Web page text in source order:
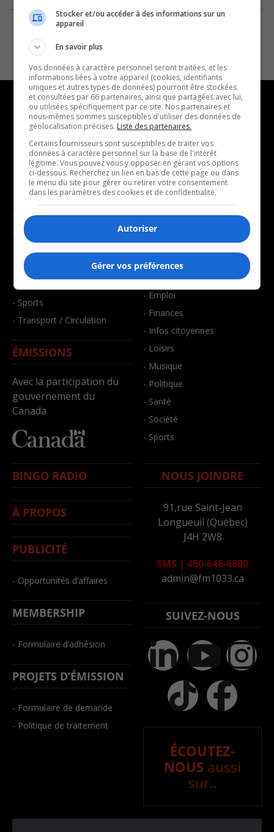
NOUVELLES
- Affaires municipales
- Communauté / Social
- Culture
- Économie
- Éducation
- Environnement
- Faits divers
- Santé et bien-être
- Sports
- Transport / Circulation
ÉMISSIONS
Avec la participation du
gouvernement du
Canada
MUSIQUE
- Décompte franco
- Joué récemment
BALADOS
- Affaires
- Art de vivre
- Bien-être
- Emploi
- Finances
- Infos citoyennes
- Loisirs
- Musique
- Politique
- Santé
- Société
- Sports
BINGO RADIO
À PROPOS
PUBLICITÉ
- Opportunités d’affaires
MEMBERSHIP
- Formulaire d’adhésion
PROJETS D’ÉMISSION
- Formulaire de demande
- Politique de traitement
NOUS JOINDRE
91,rue Saint-Jean
Longueuil (Québec)
J4H 2W8
SMS | 450-646-6800
admin@fm1033.ca
SUIVEZ-NOUS
ÉCOUTEZ-
NOUS aussi
sur..
Stocker et/ou accéder à des informations sur un
appareil
En savoir plus
Vos données à caractère personnel seront traitées, et les
informations liées à votre appareil (cookies, identifiants
uniques et autres types de données) pourront être stockées
et consultées par 66 partenaires, ainsi que partagées avec lui,
ou utilisées spécifiquement par ce site. Nos partenaires et
nous-mêmes sommes susceptibles d'utiliser des données de
géolocalisation précises. Liste des partenaires.
Certains fournisseurs sont susceptibles de traiter vos
données à caractère personnel sur la base de l'intérêt
légitime. Vous pouvez vous y opposer en gérant vos options
ci-dessous. Recherchez un lien en bas de cette page ou dans
le menu du site pour gérer ou retirer votre consentement
dans les paramètres des cookies et de confidentialité.
Autoriser
Gérer vos préférences